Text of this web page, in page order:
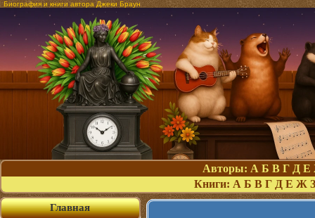
Биография и книги автора Джеки Браун
Авторы: А Б В Г Д Е
Книги: А Б В Г Д Е Ж З
Главная